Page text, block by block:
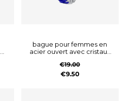
bague pour femmes en
acier ouvert avec cristaux
€19.00
€9.50